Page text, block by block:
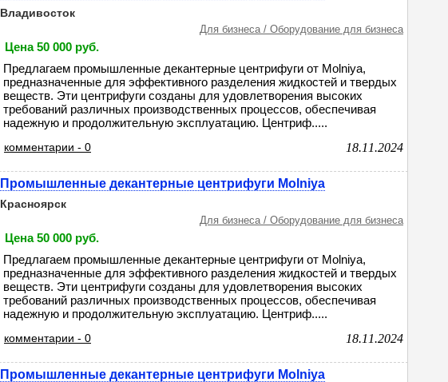
Владивосток
Для бизнеса / Оборудование для бизнеса
Цена 50 000 руб.
Предлагаем промышленные декантерные центрифуги от Molniya,
предназначенные для эффективного разделения жидкостей и твердых
веществ. Эти центрифуги созданы для удовлетворения высоких
требований различных производственных процессов, обеспечивая
надежную и продолжительную эксплуатацию. Центриф.....
комментарии - 0 18.11.2024
Промышленные декантерные центрифуги Molniya
Красноярск
Для бизнеса / Оборудование для бизнеса
Цена 50 000 руб.
Предлагаем промышленные декантерные центрифуги от Molniya,
предназначенные для эффективного разделения жидкостей и твердых
веществ. Эти центрифуги созданы для удовлетворения высоких
требований различных производственных процессов, обеспечивая
надежную и продолжительную эксплуатацию. Центриф.....
комментарии - 0 18.11.2024
Промышленные декантерные центрифуги Molniya